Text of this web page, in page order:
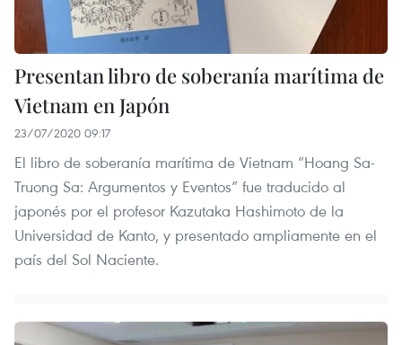
Presentan libro de soberanía marítima de
Vietnam en Japón
23/07/2020 09:17
El libro de soberanía marítima de Vietnam “Hoang Sa-
Truong Sa: Argumentos y Eventos” fue traducido al
japonés por el profesor Kazutaka Hashimoto de la
Universidad de Kanto, y presentado ampliamente en el
país del Sol Naciente.